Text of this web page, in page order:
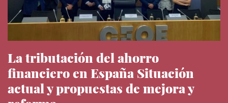
La tributación del ahorro
financiero en España Situación
actual y propuestas de mejora y